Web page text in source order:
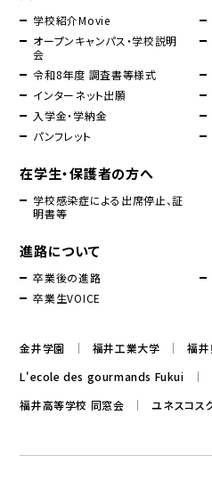
学校紹介Movie
オープンキャンパス・学校説明
会
令和8年度 調査書等様式
インターネット出願
入学金・学納金
パンフレット
在学生・保護者の方へ
学校感染症による出席停止、証
明書等
進路について
卒業後の進路
卒業生VOICE
金井学園 福井工業大学
福
L'ecole des gourmands Fukui
福井高等学校 同窓会
ユネスコス